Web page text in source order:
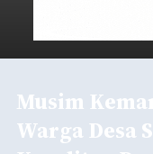
Musim
Warga Desa